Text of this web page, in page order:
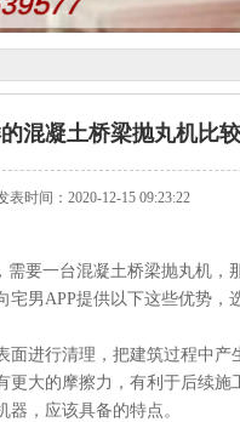
混凝土桥梁抛丸机比
表时间：2020-12-15 09:23:22
要一台混凝土桥梁抛丸机，那
男APP提供以下这些优势，
进行清理，把建筑过程中
有更大的摩擦力，有利于后续
，应该具备的特点。